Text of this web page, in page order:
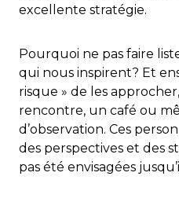
excellente stratégie.
Pourquoi ne pas faire
qui nous inspirent? Et
risque » de les
rencontre, un café ou
d’observation. Ces
des perspectives et des
pas été envisagées